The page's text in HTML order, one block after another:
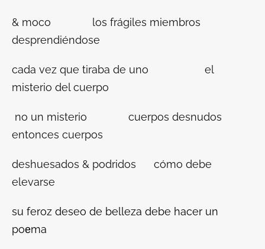
& moco los frágiles miembros
desprendiéndose
cada vez que tiraba de uno el
misterio del cuerpo
no un misterio cuerpos desnudos
entonces cuerpos
deshuesados & podridos cómo debe
elevarse
su feroz deseo de belleza debe hacer un
poеma